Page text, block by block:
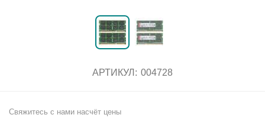
АРТИКУЛ: 004728
Свяжитесь с нами насчёт цены